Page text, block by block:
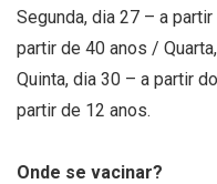
Segunda, dia 27 – a
partir de 40 anos /
Quinta, dia 30 – a partir
partir de 12 anos.
Onde se vacinar?